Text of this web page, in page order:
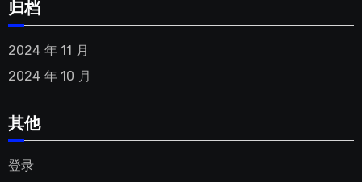
归档
2024 年 11 月
2024 年 10 月
其他
登录